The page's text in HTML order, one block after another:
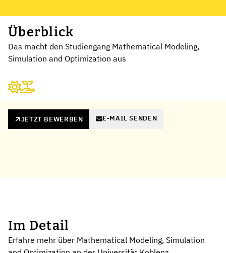
Überblick
Das macht den Studiengang Mathematical Modeling,
Simulation and Optimization aus
JETZT BEWERBEN E-MAIL SENDEN
Im Detail
Erfahre mehr über Mathematical Modeling, Simulation